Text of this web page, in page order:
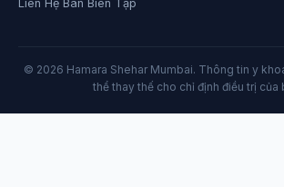
Liên Hệ Ban Biên Tập
© 2026 Hamara Shehar Mumbai. Thông tin y
thể thay thế cho chỉ định điều trị của